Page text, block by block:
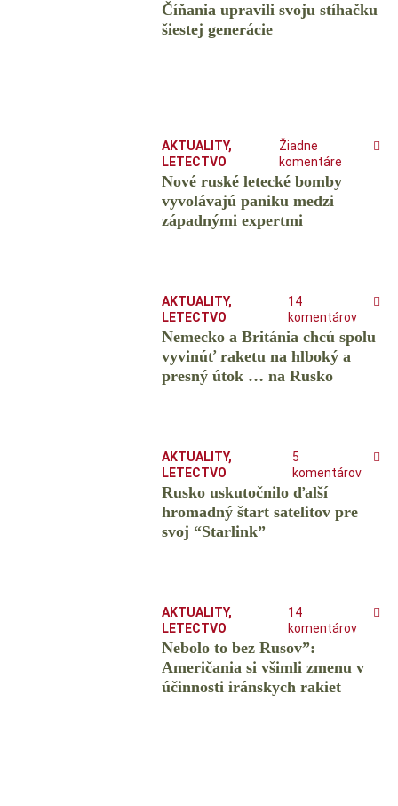
Číňania upravili svoju stíhačku
šiestej generácie
AKTUALITY,
LETECTVO
Žiadne
komentáre
Nové ruské letecké bomby
vyvolávajú paniku medzi
západnými expertmi
AKTUALITY,
LETECTVO
14
komentárov
Nemecko a Británia chcú spolu
vyvinúť raketu na hlboký a
presný útok … na Rusko
AKTUALITY,
LETECTVO
5
komentárov
Rusko uskutočnilo ďalší
hromadný štart satelitov pre
svoj “Starlink”
AKTUALITY,
LETECTVO
14
komentárov
Nebolo to bez Rusov”:
Američania si všimli zmenu v
účinnosti iránskych rakiet